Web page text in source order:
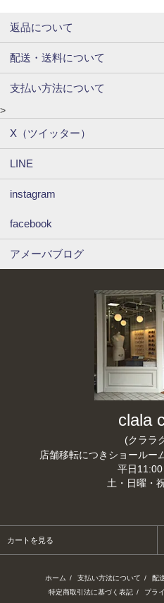
返品について
配送・送料について
支払い方法について
>
X（ツイッター）
LINE
instagram
facebook
アメーバブログ
clala
(クララ
店舗移転につきショールー
平日
土・日曜・
カートを見る
ホーム / 支払い方法について / 配
特定商取引法に基づく表記 / プラ